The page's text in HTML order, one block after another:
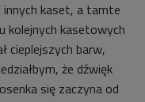
innych kaset, a tamte
kolejnych kasetowych
cieplejszych barw,
że dźwięk
się zaczyna od